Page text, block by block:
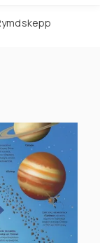
Rymdskepp